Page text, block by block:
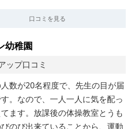
口コミを見る
幼稚園
ップ口コミ
数が20名程度で、先生の目が届
。なので、一人一人に気を配っ
ます。放課後の体操教室とうも
のび出来ていることから、運動